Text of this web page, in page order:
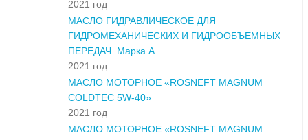
2021 год
МАСЛО ГИДРАВЛИЧЕСКОЕ ДЛЯ
ГИДРОМЕХАНИЧЕСКИХ И ГИДРООБЪЕМНЫХ
ПЕРЕДАЧ. Марка А
2021 год
МАСЛО МОТОРНОЕ «ROSNEFT MAGNUM
COLDTEC 5W-40»
2021 год
МАСЛО МОТОРНОЕ «ROSNEFT MAGNUM